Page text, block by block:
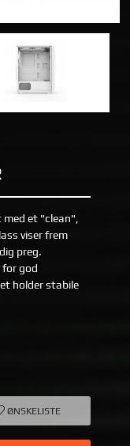
et "clean",
viser frem
preg.
god
holder stabile
ØNSKELISTE